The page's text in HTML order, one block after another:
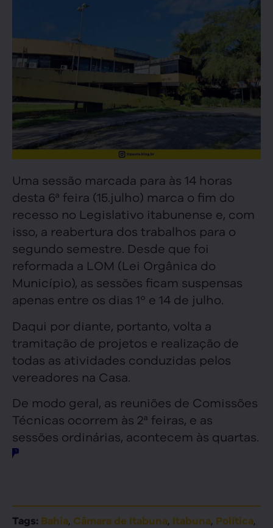
Uma sessão marcada para às 14 horas
desta 6ª feira (15.julho) marca o fim do
recesso no Legislativo itabunense e, com
isso, a reabertura dos trabalhos para o
segundo semestre. Desde que foi
reformada a LOM (Lei Orgânica do
Município), as sessões ficam suspensas
apenas entre os dias 1º e 14 de julho.
Daqui por diante, portanto, volta a
tramitação de projetos e realização de
todas as atividades conduzidas pelos
vereadores na Casa.
De modo geral, as reuniões de Comissões
Técnicas ocorrem às 2ª feiras, e as
sessões ordinárias, acontecem às quartas.
Tags: Bahia, Câmara de Itabuna, Itabuna, Política,